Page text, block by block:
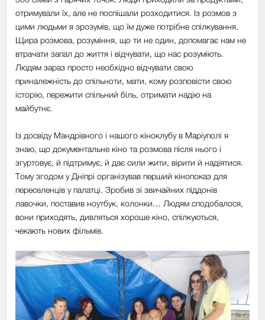
отримували їх, але не поспішали розходитися. Із розмов з
цими людьми я зрозумів, що їм дуже потрібне спілкування.
Щира розмова, розуміння, що ти не один, допомагає нам не
втрачати запал до життя і відчувати, що нас розуміють.
Людям зараз просто необхідно відчувати свою
приналежність до спільноти, мати, кому розповісти свою
історію, пережити спільний біль, отримати надію на
майбутнє.
Із досвіду Мандрівного і нашого кіноклубу в Маріуполі я
знаю, що документальне кіно та розмова після нього і
згуртовує, й підтримує, й дає сили жити, вірити й надіятися.
Тому згодом у Дніпрі організував перший кінопоказ для
переселенців у палатці. Зробив зі звичайних піддонів
лавочки, поставив ноутбук, колонки… Людям сподобалося,
вони приходять, дивляться хороше кіно, спілкуються,
чекають нових фільмів.